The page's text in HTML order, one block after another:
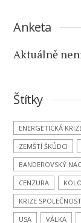
Anketa
Aktuálně
Štítky
ENERGETICKÁ
ZEMŠTÍ ŠKŮDCI
BANDEROVSKÝ
CENZURA
KRIZE
USA
VÁLKA